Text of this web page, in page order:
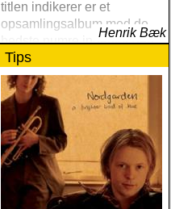
titlen indikerer er et
opsamlingsalbum med de
bedste numre indenfor den
populære reggaestil kaldet
one-drop
Henrik Bæk
Tips